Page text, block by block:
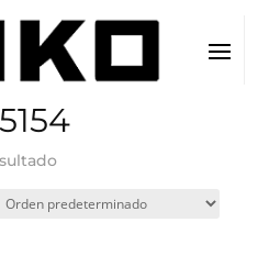
/ 8436037155154